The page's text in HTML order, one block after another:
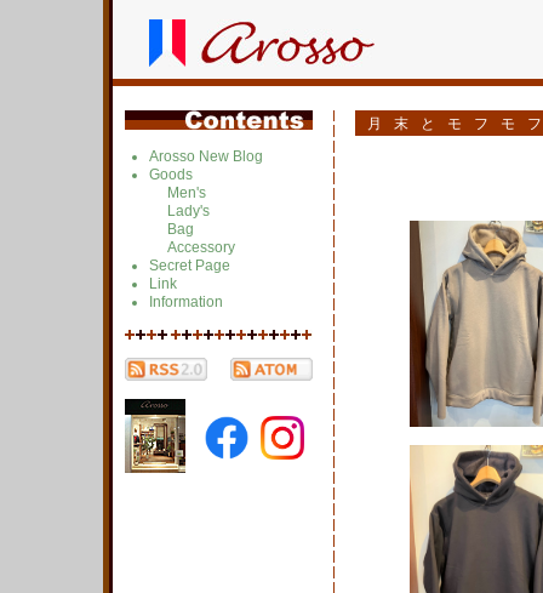
Arosso New Blog
Goods
Men's
Lady's
Bag
Accessory
Secret Page
Link
Information
月末とモフモ